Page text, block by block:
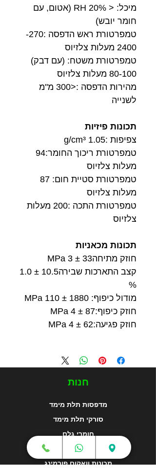
מיכל: < 20% RH (אטום, עם
חומר יובש)
טמפרטורת ראש הדפסה :270-
2400 מעלות צלזיוס
טמפרטורת משטח: (עם דבק)
80-100 מעלות צלזיוס
מהירות הדפסה :<300 מ"מ
לשנייה
תכונות פיזיות
צפיפות :1.05 g/cm³
טמפרטורת ריכוך החומר:94
מעלות צלזיוס
טמפרטורת סטיית חום: 87
מעלות צלזיוס
טמפרטורת התכה :200 מעלות
צלזיוס
תכונות מכאניות
חוזק מתיחה33 ± 3 MPa
קצב התארכות שבירה10.5 ± 1.0
%
מודול כיפוף: 1880 ± 110 MPa
חוזק כיפוף:87 ± 4 MPa
חוזק פגיעה:62 ± 4 MPa
חנות
מדפסות תלת מימד
סורקי תלת מימד
חומרי גלם
עטי תלת מימד
מכונות וואקום פורמינג